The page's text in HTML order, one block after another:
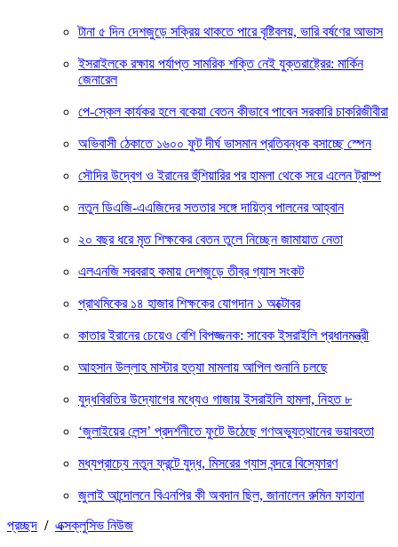
টানা ৫ দিন দেশজুড়ে সক্রিয় থাকতে পারে বৃষ্টিবলয়, ভারি বর্ষণের আভাস
ইসরাইলকে রক্ষায় পর্যাপ্ত সামরিক শক্তি নেই যুক্তরাষ্ট্রের: মার্কিন
জেনারেল
পে-স্কেল কার্যকর হলে বকেয়া বেতন কীভাবে পাবেন সরকারি চাকরিজীবীরা
অভিবাসী ঠেকাতে ১৬০০ ফুট দীর্ঘ ভাসমান প্রতিবন্ধক বসাচ্ছে স্পেন
সৌদির উদ্বেগ ও ইরানের হুঁশিয়ারির পর হামলা থেকে সরে এলেন ট্রাম্প
নতুন ডিএজি-এএজিদের সততার সঙ্গে দায়িত্ব পালনের আহ্বান
২০ বছর ধরে মৃত শিক্ষকের বেতন তুলে নিচ্ছেন জামায়াত নেতা
এলএনজি সরবরাহ কমায় দেশজুড়ে তীব্র গ্যাস সংকট
প্রাথমিকের ১৪ হাজার শিক্ষকের যোগদান ১ অক্টোবর
কাতার ইরানের চেয়েও বেশি বিপজ্জনক: সাবেক ইসরাইলি প্রধানমন্ত্রী
আহসান উল্লাহ মাস্টার হত্যা মামলায় আপিল শুনানি চলছে
যুদ্ধবিরতির উদ্যোগের মধ্যেও গাজায় ইসরাইলি হামলা, নিহত ৮
‘জুলাইয়ের লেন্স’ প্রদর্শনীতে ফুটে উঠেছে গণঅভ্যুত্থানের ভয়াবহতা
মধ্যপ্রাচ্যে নতুন ফ্রন্টে যুদ্ধ, মিসরের গ্যাস বন্দরে বিস্ফোরণ
জুলাই আন্দোলনে বিএনপির কী অবদান ছিল, জানালেন রুমিন ফাহানা
প্রচ্ছদ / এক্সক্লুসিভ নিউজ